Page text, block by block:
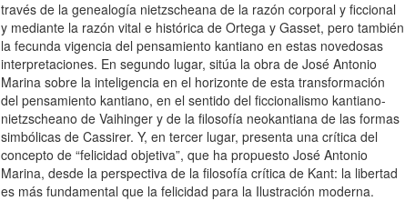
través de la genealogía nietzscheana de la razón corporal y ficcional
y mediante la razón vital e histórica de Ortega y Gasset, pero también
la fecunda vigencia del pensamiento kantiano en estas novedosas
interpretaciones. En segundo lugar, sitúa la obra de José Antonio
Marina sobre la inteligencia en el horizonte de esta transformación
del pensamiento kantiano, en el sentido del ficcionalismo kantiano-
nietzscheano de Vaihinger y de la filosofía neokantiana de las formas
simbólicas de Cassirer. Y, en tercer lugar, presenta una crítica del
concepto de “felicidad objetiva”, que ha propuesto José Antonio
Marina, desde la perspectiva de la filosofía crítica de Kant: la libertad
es más fundamental que la felicidad para la Ilustración moderna.